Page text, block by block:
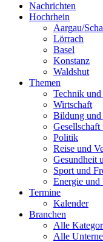
Nachrichten
Hochrhein
Aargau/
Lörrach
Basel
Konstanz
Waldshut
Themen
Technik
Wirtschaft
Bildung
Politik
Reise und
Gesundheit
Sport und
Energie
Termine
Kalender
Branchen
Alle
Alle